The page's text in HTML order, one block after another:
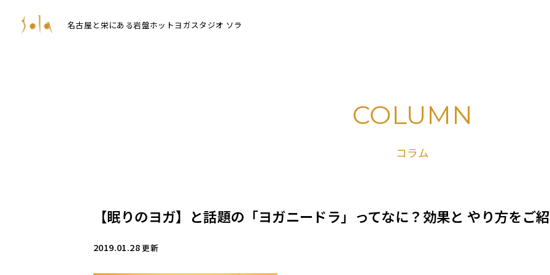
名古屋と栄にある岩盤ホットヨガスタジオ ソラ
COLUMN
コラム
【眠りのヨガ】と話題の「ヨガニードラ」ってなに？効果と やり方をご紹
2019.01.28更新